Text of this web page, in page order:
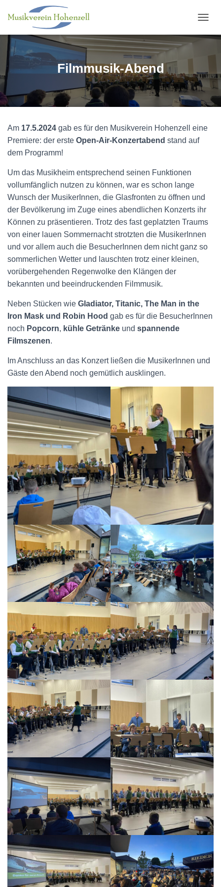
A
A
T
I
O
M
E
Filmmusik-Abend
Am 17.5.2024 gab es für den Musikverein Hohenzell eine
Premiere: der erste Open-Air-Konzertabend stand auf
dem Programm!
Um das Musikheim entsprechend seinen Funktionen
vollumfänglich nutzen zu können, war es schon lange
Wunsch der MusikerInnen, die Glasfronten zu öffnen und
der Bevölkerung im Zuge eines abendlichen Konzerts ihr
Können zu präsentieren. Trotz des fast geplatzten Traums
von einer lauen Sommernacht strotzten die MusikerInnen
und vor allem auch die BesucherInnen dem nicht ganz so
sommerlichen Wetter und lauschten trotz einer kleinen,
vorübergehenden Regenwolke den Klängen der
bekannten und beeindruckenden Filmmusik.
Neben Stücken wie Gladiator, Titanic, The Man in the
Iron Mask und Robin Hood gab es für die BesucherInnen
noch Popcorn, kühle Getränke und spannende
Filmszenen.
Im Anschluss an das Konzert ließen die MusikerInnen und
Gäste den Abend noch gemütlich ausklingen.